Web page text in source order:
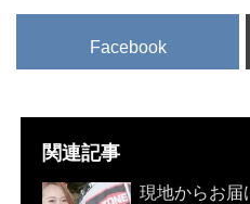
Facebook
関連記事
現地からお届